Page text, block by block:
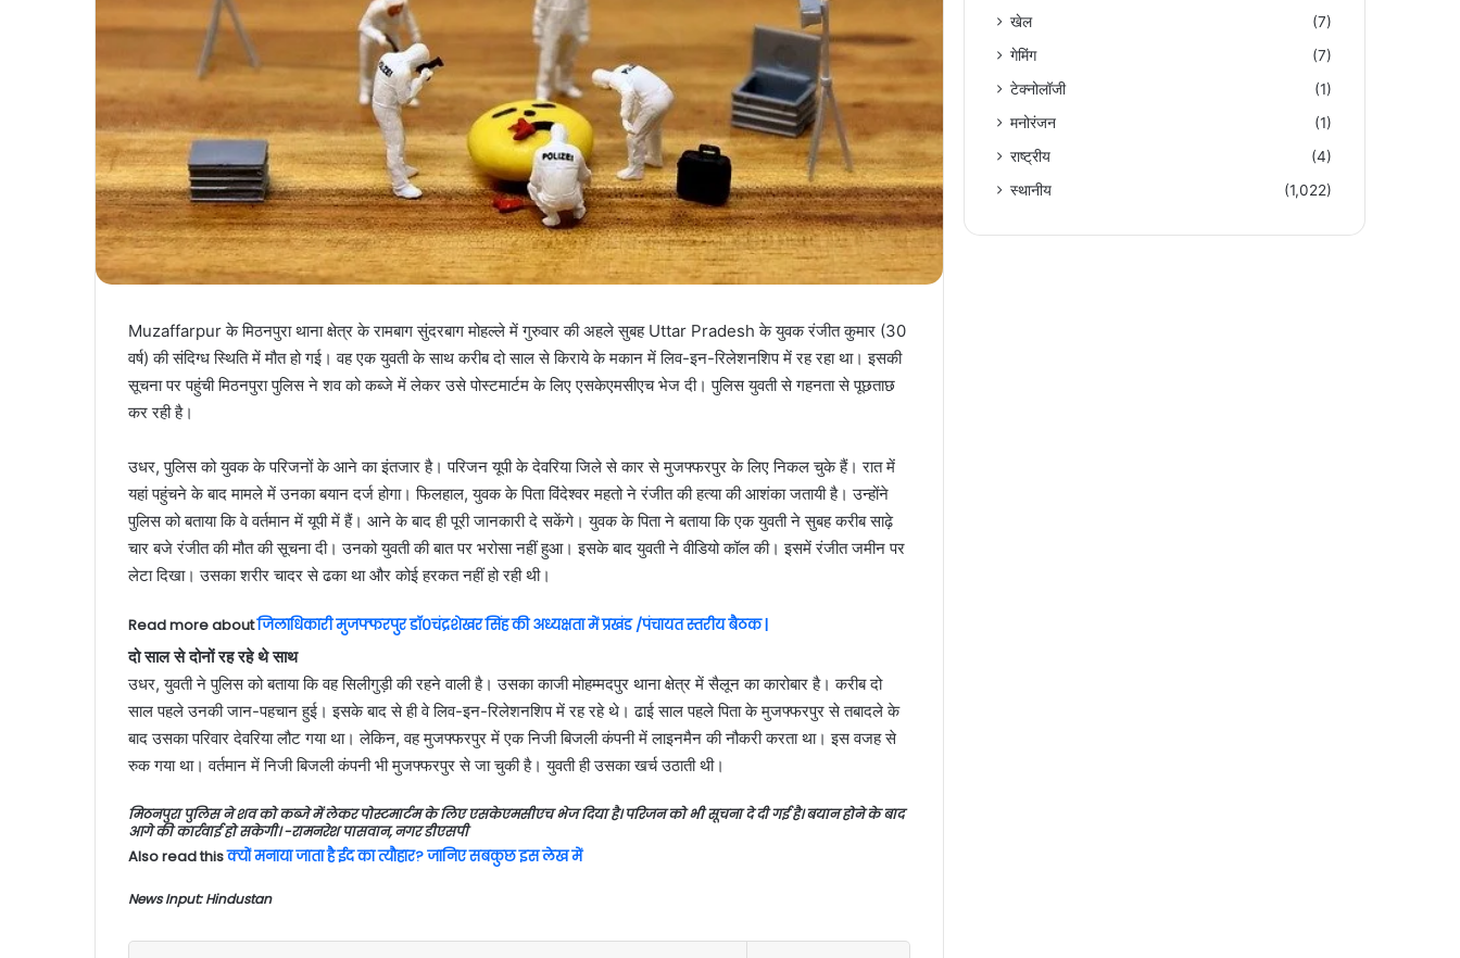
Muzaffarpur के मिठनपुरा थाना क्षेत्र के रामबाग सुंदरबाग मोहल्ले में गुरुवार की अहले सुबह Uttar Pradesh के युवक रंजीत कुमार (30
वर्ष) की संदिग्ध स्थिति में मौत हो गई। वह एक युवती के साथ करीब दो साल से किराये के मकान में लिव-इन-रिलेशनशिप में रह रहा था। इसकी
सूचना पर पहुंची मिठनपुरा पुलिस ने शव को कब्जे में लेकर उसे पोस्टमार्टम के लिए एसकेएमसीएच भेज दी। पुलिस युवती से गहनता से पूछताछ
कर रही है।
उधर, पुलिस को युवक के परिजनों के आने का इंतजार है। परिजन यूपी के देवरिया जिले से कार से मुजफ्फरपुर के लिए निकल चुके हैं। रात में
यहां पहुंचने के बाद मामले में उनका बयान दर्ज होगा। फिलहाल, युवक के पिता विंदेश्वर महतो ने रंजीत की हत्या की आशंका जतायी है। उन्होंने
पुलिस को बताया कि वे वर्तमान में यूपी में हैं। आने के बाद ही पूरी जानकारी दे सकेंगे। युवक के पिता ने बताया कि एक युवती ने सुबह करीब साढ़े
चार बजे रंजीत की मौत की सूचना दी। उनको युवती की बात पर भरोसा नहीं हुआ। इसके बाद युवती ने वीडियो कॉल की। इसमें रंजीत जमीन पर
लेटा दिखा। उसका शरीर चादर से ढका था और कोई हरकत नहीं हो रही थी।
Read more aboutजिलाधिकारी मुजफ्फरपुर डॉ०चंद्रशेखर सिंह की अध्यक्षता में प्रखंड /पंचायत स्तरीय बैठक |
दो साल से दोनों रह रहे थे साथ
उधर, युवती ने पुलिस को बताया कि वह सिलीगुड़ी की रहने वाली है। उसका काजी मोहम्मदपुर थाना क्षेत्र में सैलून का कारोबार है। करीब दो
साल पहले उनकी जान-पहचान हुई। इसके बाद से ही वे लिव-इन-रिलेशनशिप में रह रहे थे। ढाई साल पहले पिता के मुजफ्फरपुर से तबादले के
बाद उसका परिवार देवरिया लौट गया था। लेकिन, वह मुजफ्फरपुर में एक निजी बिजली कंपनी में लाइनमैन की नौकरी करता था। इस वजह से
रुक गया था। वर्तमान में निजी बिजली कंपनी भी मुजफ्फरपुर से जा चुकी है। युवती ही उसका खर्च उठाती थी।
मिठनपुरा पुलिस ने शव को कब्जे में लेकर पोस्टमार्टम के लिए एसकेएमसीएच भेज दिया है। परिजन को भी सूचना दे दी गई है। बयान होने के बाद
आगे की कार्रवाई हो सकेगी।-रामनरेश पासवान, नगर डीएसपी
Also read thisक्यों मनाया जाता है ईद का त्यौहार? जानिए सबकुछ इस लेख में
News Input: Hindustan
खेल
(7)
गेमिंग
(7)
टेक्नोलॉजी
(1)
मनोरंजन
(1)
राष्ट्रीय
(4)
स्थानीय
(1,022)